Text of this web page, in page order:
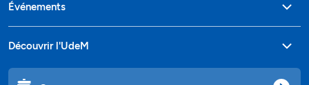
Événements
Découvrir l'UdeM